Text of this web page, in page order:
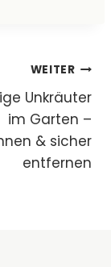
WEITER
Unkräuter
im Garten –
& sicher
entfernen